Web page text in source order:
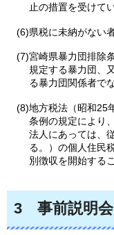
止の措置を受けて
(6)県税に未納がない
(7)宮崎県暴力団排除
規定する暴力団、
る暴力団関係者で
(8)地方税法（昭和25
条例の規定により
法人にあっては、
る。）の個人住民
別徴収を開始する
3 事前説明会